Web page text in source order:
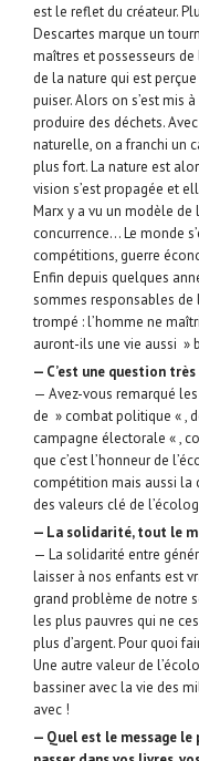
est le reflet du créateur.
Descartes marque un
maîtres et possesseurs de
de la nature qui est
puiser. Alors on s’est mis
produire des déchets.
naturelle, on a franchi un
plus fort. La nature est
vision s’est propagée et
Marx y a vu un modèle
concurrence… Le monde
compétitions, guerre
Enfin depuis quelques
sommes responsables de
trompé : l’homme ne
auront-ils une vie aussi »
— C’est une question
— Avez-vous remarqué
de » combat politique « ,
campagne électorale « ,
que c’est l’honneur de
compétition mais aussi la
des valeurs clé de
— La solidarité, tout le
— La solidarité entre
laisser à nos enfants est
grand problème de notre
les plus pauvres qui ne
plus d’argent. Pour quoi
Une autre valeur de
bassiner avec la vie des
avec !
— Quel est le message